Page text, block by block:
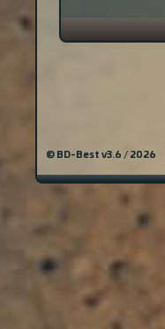
© BD-Best v3.6 / 2026